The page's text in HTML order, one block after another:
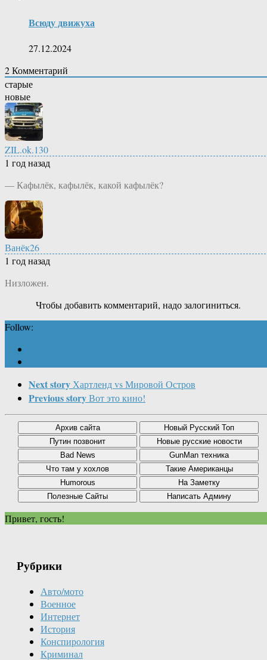
Всюду движуха
27.12.2024
2Комментарий
старые
новые
ZIL.ok.130
1 год назад
— Кафылёк, кафылёк, какой кафылёк?
Ванёк26
1 год назад
Низложен.
Чтобы добавить комментарий, надо залогиниться.
Follow:
Next storyХартленд vs Мировой Остров
Previous storyВот это кино!
Привет, гость!
Рубрики
Авто/мото
Военное
Интернет
История
Конспирология
Криминал